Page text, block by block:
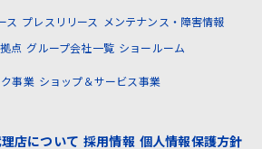
ス プレスリリース
メンテナンス・障害情報
点 グループ会社一覧 ショールーム
事業 ショップ＆サービス事業
店について 採用情報 個人情報保護方針